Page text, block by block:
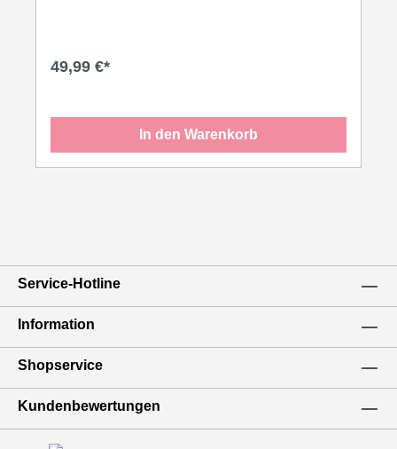
49,99 €*
In den Warenkorb
Service-Hotline
Information
Shopservice
Kundenbewertungen